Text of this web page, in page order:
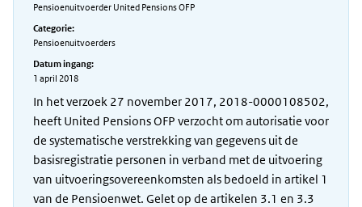
Pensioenuitvoerder United Pensions OFP
Categorie:
Pensioenuitvoerders
Datum ingang:
1 april 2018
In het verzoek 27 november 2017, 2018-0000108502,
heeft United Pensions OFP verzocht om autorisatie voor
de systematische verstrekking van gegevens uit de
basisregistratie personen in verband met de uitvoering
van uitvoeringsovereenkomsten als bedoeld in artikel 1
van de Pensioenwet. Gelet op de artikelen 3.1 en 3.3